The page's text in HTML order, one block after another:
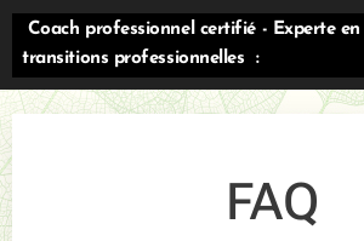
Coach professionnel certifié - Experte en
transitions professionnelles :
évolution/reconversion/orientation
FAQ